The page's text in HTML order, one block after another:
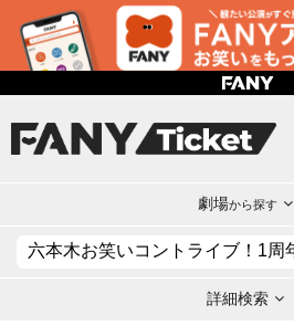
劇場から探す
詳細検索